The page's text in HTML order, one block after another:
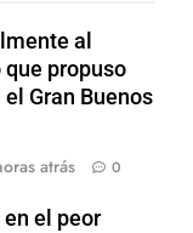
al
propuso
Gran Buenos
atrás 0
el peor